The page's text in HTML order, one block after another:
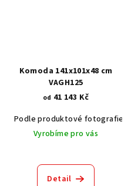
Komoda 141x101x48 cm
VAGH125
od 41 143 Kč
Podle produktové fotografie
Vyrobíme pro vás
Detail